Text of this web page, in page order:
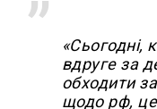
«Сьогодні,
вдруге за
обходити
щодо рф,